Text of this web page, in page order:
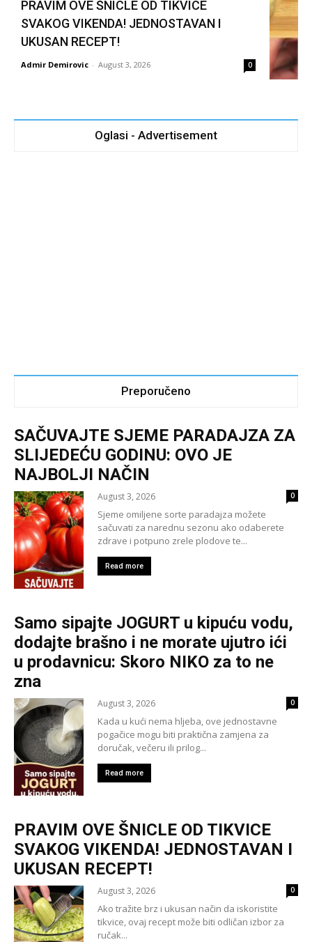
PRAVIM OVE ŠNICLE OD TIKVICE
SVAKOG VIKENDA! JEDNOSTAVAN I
UKUSAN RECEPT!
Admir Demirovic - August 3, 2026 0
Oglasi - Advertisement
Preporučeno
SAČUVAJTE SJEME PARADAJZA ZA
SLIJEDEĆU GODINU: OVO JE
NAJBOLJI NAČIN
August 3, 2026 0
Sjeme omiljene sorte paradajza možete
sačuvati za narednu sezonu ako odaberete
zdrave i potpuno zrele plodove te...
Read more
Samo sipajte JOGURT u kipuću vodu,
dodajte brašno i ne morate ujutro ići
u prodavnicu: Skoro NIKO za to ne
zna
August 3, 2026 0
Kada u kući nema hljeba, ove jednostavne
pogačice mogu biti praktična zamjena za
doručak, večeru ili prilog...
Read more
PRAVIM OVE ŠNICLE OD TIKVICE
SVAKOG VIKENDA! JEDNOSTAVAN I
UKUSAN RECEPT!
August 3, 2026 0
Ako tražite brz i ukusan način da iskoristite
tikvice, ovaj recept može biti odličan izbor za
ručak...